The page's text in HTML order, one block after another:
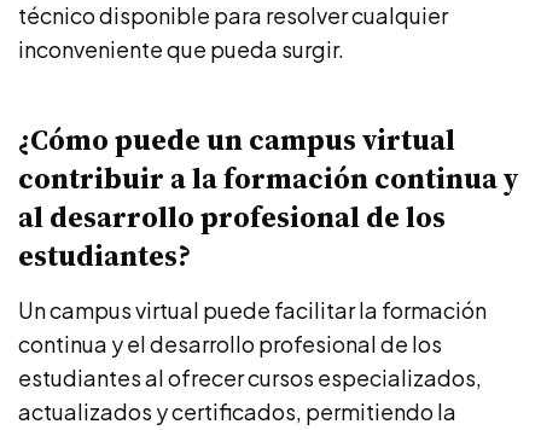
técnico disponible para resolver cualquier
inconveniente que pueda surgir.
¿Cómo puede un campus virtual
contribuir a la formación continua y
al desarrollo profesional de los
estudiantes?
Un campus virtual puede facilitar la formación
continua y el desarrollo profesional de los
estudiantes al ofrecer cursos especializados,
actualizados y certificados, permitiendo la